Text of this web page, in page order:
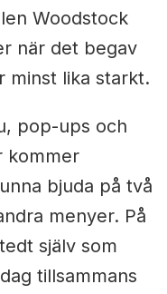
Woodstock
när det begav
minst lika starkt.
pop-ups och
kommer
bjuda på två
menyer. På
själv som
tillsammans